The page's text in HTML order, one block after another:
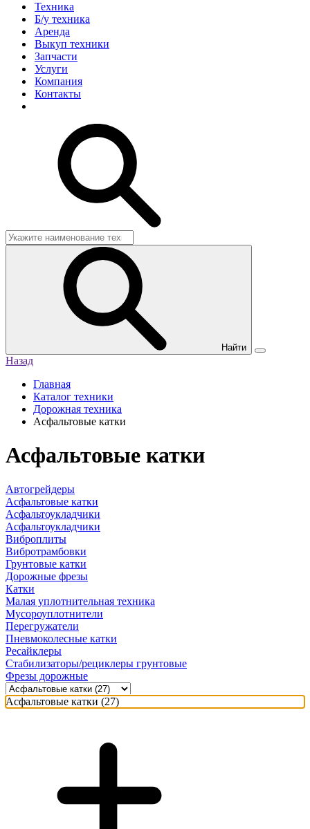
Техника
Б/у техника
Аренда
Выкуп техники
Запчасти
Услуги
Компания
Контакты
Найти
Назад
Главная
Каталог техники
Дорожная техника
Асфальтовые катки
Асфальтовые катки
Автогрейдеры
Асфальтовые катки
Асфальтоукладчики
Асфальтоукладчики
Виброплиты
Вибротрамбовки
Грунтовые катки
Дорожные фрезы
Катки
Малая уплотнительная техника
Мусороуплотнители
Перегружатели
Пневмоколесные катки
Ресайклеры
Стабилизаторы/рециклеры грунтовые
Фрезы дорожные
Асфальтовые катки (27)